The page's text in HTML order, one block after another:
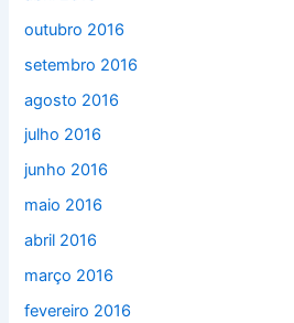
outubro 2016
setembro 2016
agosto 2016
julho 2016
junho 2016
maio 2016
abril 2016
março 2016
fevereiro 2016